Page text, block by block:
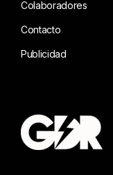
Colaboradores
Contacto
Publicidad